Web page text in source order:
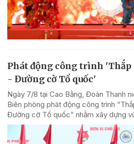
Phát động công trình 'Thắp
- Đường cờ Tổ quốc'
Ngày 7/8 tại Cao Bằng, Đoàn Thanh
Biên phòng phát động công trình
Đường cờ Tổ quốc” nhằm xây dựng